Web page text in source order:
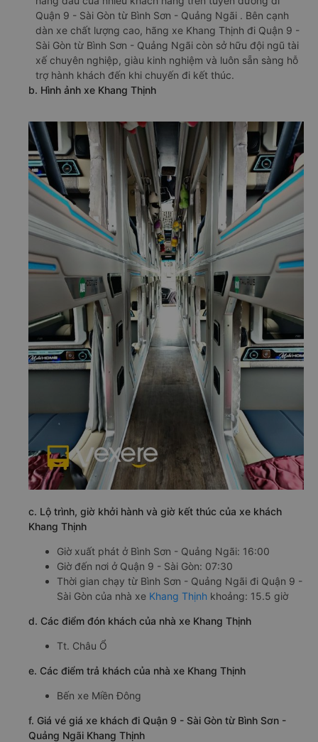
Quận 9 - Sài Gòn từ Bình Sơn - Quảng Ngãi . Bên cạnh
dàn xe chất lượng cao, hãng xe Khang Thịnh đi Quận 9 -
Sài Gòn từ Bình Sơn - Quảng Ngãi còn sở hữu đội ngũ tài
xế chuyên nghiệp, giàu kinh nghiệm và luôn sẵn sàng hỗ
trợ hành khách đến khi chuyến đi kết thúc.
b. Hình ảnh xe Khang Thịnh
c. Lộ trình, giờ khởi hành và giờ kết thúc của xe khách
Khang Thịnh
Giờ xuất phát ở Bình Sơn - Quảng Ngãi: 16:00
Giờ đến nơi ở Quận 9 - Sài Gòn: 07:30
Thời gian chạy từ Bình Sơn - Quảng Ngãi đi Quận 9 -
Sài Gòn của nhà xe Khang Thịnh khoảng: 15.5 giờ
d. Các điểm đón khách của nhà xe Khang Thịnh
Tt. Châu Ổ
e. Các điểm trả khách của nhà xe Khang Thịnh
Bến xe Miền Đông
f. Giá vé giá xe khách đi Quận 9 - Sài Gòn từ Bình Sơn -
Quảng Ngãi Khang Thịnh